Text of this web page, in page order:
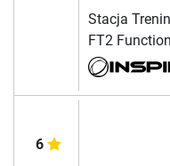
Stacja
FT2
6